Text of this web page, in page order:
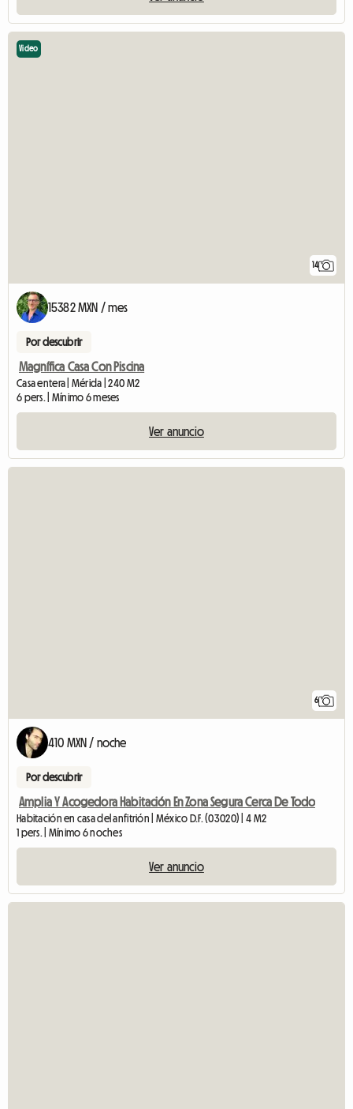
14
Video
15382 MXN / mes
Por descubrir
Magnífica Casa Con Piscina
Casa entera | Mérida | 240 M2
6 pers. | Mínimo 6 meses
Ver anuncio
6
410 MXN / noche
Por descubrir
Amplia Y Acogedora Habitación En Zona Segura Cerca De Todo
Habitación en casa del anfitrión | México D.F. (03020) | 4 M2
1 pers. | Mínimo 6 noches
Ver anuncio